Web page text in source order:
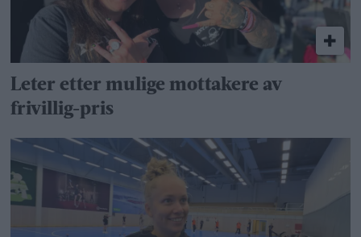
Leter etter mulige mottakere av
frivillig-pris